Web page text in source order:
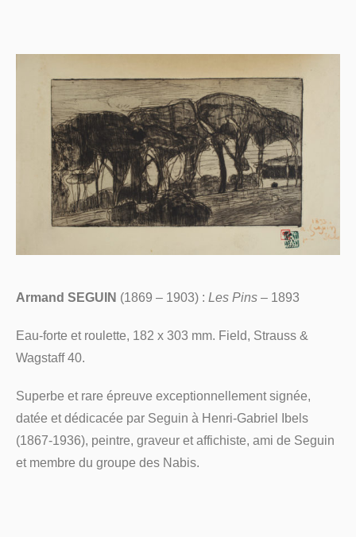
Armand SEGUIN (1869 – 1903) : Les Pins – 1893
Eau-forte et roulette, 182 x 303 mm. Field, Strauss &
Wagstaff 40.
Superbe et rare épreuve exceptionnellement signée,
datée et dédicacée par Seguin à Henri-Gabriel Ibels
(1867-1936), peintre, graveur et affichiste, ami de Seguin
et membre du groupe des Nabis.